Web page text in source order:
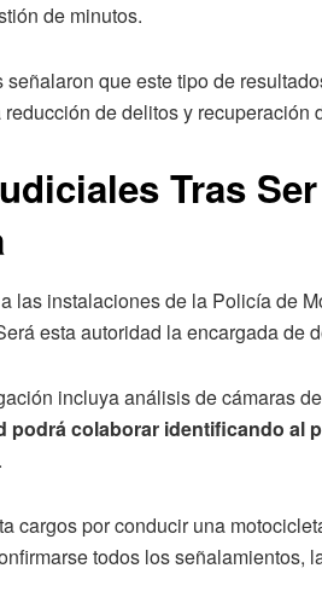
de minutos.
que este tipo de
de delitos y recuperación
Tras
las instalaciones de la Policía de
esta autoridad la encargada de
incluya análisis de cámaras
podrá colaborar identificando al
cargos por conducir una
todos los señalamientos,